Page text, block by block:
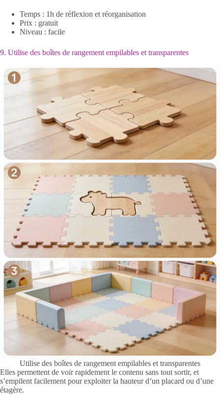
Temps : 1h de réflexion et réorganisation
Prix : gratuit
Niveau : facile
9. Utilise des boîtes de rangement empilables et transparentes
Utilise des boîtes de rangement empilables et transparentes
Elles permettent de voir rapidement le contenu sans tout sortir, et
s’empilent facilement pour exploiter la hauteur d’un placard ou d’une
étagère.